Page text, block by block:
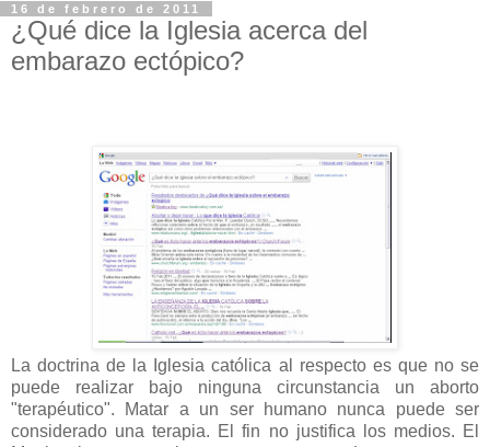
16 de febrero de 2011
¿Qué dice la Iglesia acerca del
embarazo ectópico?
La doctrina de la Iglesia católica al respecto es que no se
puede realizar bajo ninguna circunstancia un aborto
"terapéutico". Matar a un ser humano nunca puede ser
considerado una terapia. El fin no justifica los medios. El